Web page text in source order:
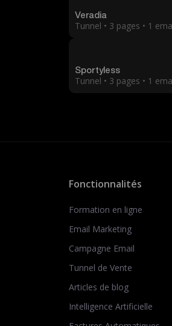
Veradia
Tunnel • 3 pages • 1
Sportyless
Tunnel • 3 pages • 1
Fonctionnalités
Formation en ligne
Email Marketing
Campagne Email
Tunnel de Vente
Articles de blog
Intelligence Artificielle